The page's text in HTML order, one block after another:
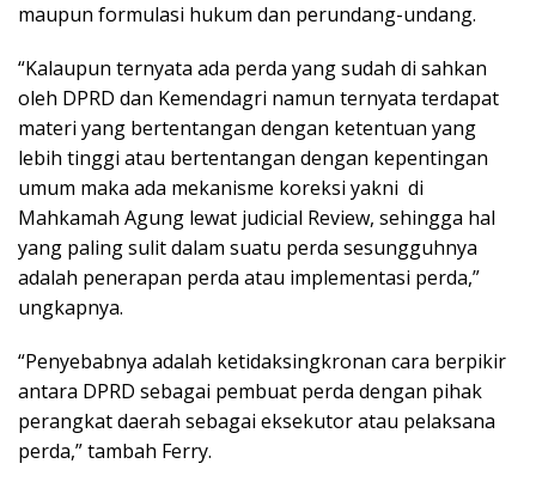
maupun formulasi hukum dan perundang-undang.
“Kalaupun ternyata ada perda yang sudah di sahkan
oleh DPRD dan Kemendagri namun ternyata terdapat
materi yang bertentangan dengan ketentuan yang
lebih tinggi atau bertentangan dengan kepentingan
umum maka ada mekanisme koreksi yakni di
Mahkamah Agung lewat judicial Review, sehingga hal
yang paling sulit dalam suatu perda sesungguhnya
adalah penerapan perda atau implementasi perda,”
ungkapnya.
“Penyebabnya adalah ketidaksingkronan cara berpikir
antara DPRD sebagai pembuat perda dengan pihak
perangkat daerah sebagai eksekutor atau pelaksana
perda,” tambah Ferry.